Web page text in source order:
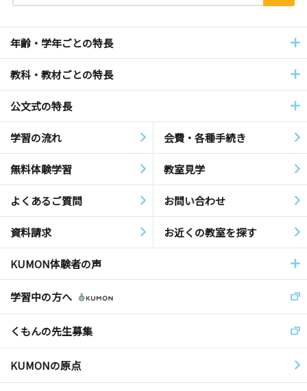
年齢・学年ごとの特長
教科・教材ごとの特長
公文式の特長
学習の流れ 会費・各種手続き
無料体験学習 教室見学
よくあるご質問 お問い合わせ
資料請求 お近くの教室を探す
KUMON体験者の声
学習中の方へ
くもんの先生募集
KUMONの原点